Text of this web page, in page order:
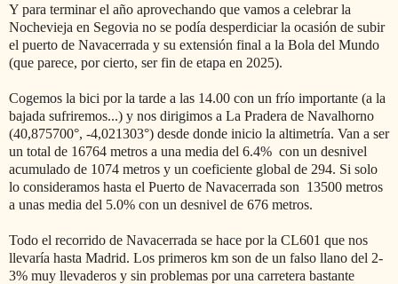
Y para terminar el año aprovechando que vamos a celebrar la
Nochevieja en Segovia no se podía desperdiciar la ocasión de subir
el puerto de Navacerrada y su extensión final a la Bola del Mundo
(que parece, por cierto, ser fin de etapa en 2025).
Cogemos la bici por la tarde a las 14.00 con un frío importante (a la
bajada sufriremos...) y nos dirigimos a La Pradera de Navalhorno
(40,875700°, -4,021303°) desde donde inicio la altimetría. Van a ser
un total de 16764 metros a una media del 6.4% con un desnivel
acumulado de 1074 metros y un coeficiente global de 294. Si solo
lo consideramos hasta el Puerto de Navacerrada son 13500 metros
a unas media del 5.0% con un desnivel de 676 metros.
Todo el recorrido de Navacerrada se hace por la CL601 que nos
llevaría hasta Madrid. Los primeros km son de un falso llano del 2-
3% muy llevaderos y sin problemas por una carretera bastante